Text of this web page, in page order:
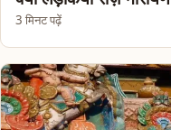
3 मिनट पढ़ें